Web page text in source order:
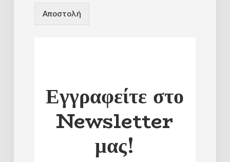
Αποστολή
Εγγραφείτε στο
Newsletter
μας!